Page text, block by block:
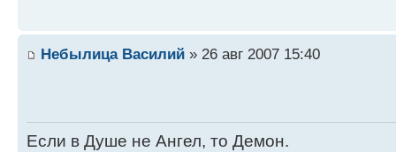
Небылица Василий » 26 авг 2007 15:40
Если в Душе не Ангел, то Демон.